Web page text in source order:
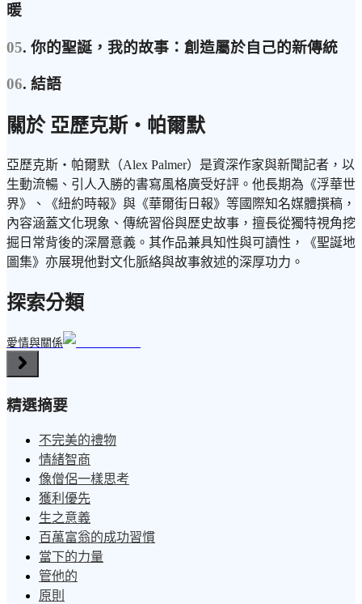
暖
05. 你的聖誕，我的故事：創造屬於自己的新傳統
06. 結語
關於 亞歷克斯・帕爾默
亞歷克斯・帕爾默（Alex Palmer）是資深作家與新聞記者，以
生動流暢、引人入勝的書寫風格廣受好評。他長期為《浮華世
界》、《紐約時報》與《華爾街日報》等國際知名媒體撰稿，
內容涵蓋文化現象、傳統習俗與歷史故事，擅長從獨特視角挖
掘日常背後的深層意義。其作品兼具知性與可讀性，《聖誕地
圖集》亦展現他對文化脈絡與故事敘述的深厚功力。
探索分類
愛情與關係
精選摘要
不完美的禮物
情緒智商
像僧侶一樣思考
獲利優先
生之意義
百萬富翁的成功習慣
當下的力量
管他的
原則